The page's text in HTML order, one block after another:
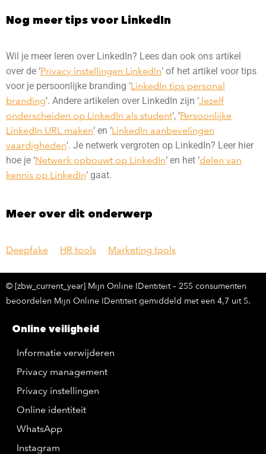
Nog meer tips voor LinkedIn
Wil je meer leren over LinkedIn? Lees dan ook ons artikel
over de ‘Privacy instellingen LinkedIn‘ of het artikel voor tips
voor je persoonlijke branding ‘LinkedIn tips personal
branding‘. Andere artikelen over LinkedIn zijn ‘Jezelf
onderscheiden op LinkedIn als student‘, ‘Persoonlijke
LinkedIn URL maken‘ en ‘LinkedIn aanbevelingen
vaardigheden‘. Je netwerk vergroten op LinkedIn? Leer hier
hoe je ‘Netwerk opbouwt op LinkedIn‘ en het ‘delen van
kennis op LinkedIn‘ gaat.
Meer over dit onderwerp
Deepfake HR tools Marketing tools
© [zbw_current_year] Mijn Online IDentiteit – 255 consumenten
beoordelen Mijn Online IDentiteit gemiddeld met een 4,7 uit 5.
Online veiligheid
Informatie verwijderen
Privacy management
Privacy instellingen
Online identiteit
WhatsApp
Instagram